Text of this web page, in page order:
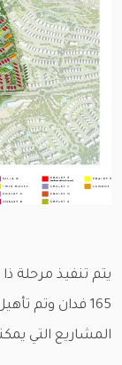
يتم تنفيذ مرحلة
165 فدان وتم
المشاريع التي